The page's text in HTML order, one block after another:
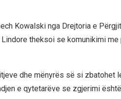
Kowalski nga Drejtoria e
theksoi se komunikimi
dhe mënyrës së si zbatohet
e qytetarëve se zgjerimi